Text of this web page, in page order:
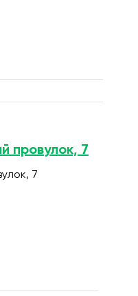
провулок, 7
7